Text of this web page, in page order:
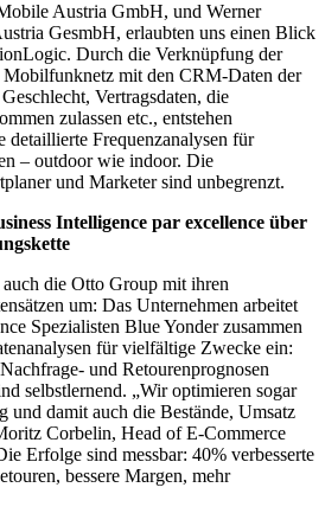
Austria GmbH, und Werner
GesmbH, erlaubten uns einen Blick
Durch die Verknüpfung der
Mobilfunknetz mit den CRM-Daten der
Vertragsdaten, die
zulassen etc., entstehen
detaillierte Frequenzanalysen für
– outdoor wie indoor. Die
und Marketer sind unbegrenzt.
Intelligence par excellence über
die Otto Group mit ihren
um: Das Unternehmen arbeitet
Spezialisten Blue Yonder zusammen
für vielfältige Zwecke ein:
und Retourenprognosen
selbstlernend. „Wir optimieren sogar
und damit auch die Bestände, Umsatz
Corbelin, Head of E-Commerce
Erfolge sind messbar: 40% verbesserte
bessere Margen, mehr